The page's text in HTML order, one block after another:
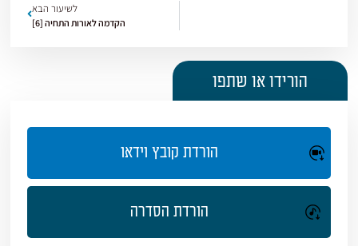
לשיעור הבא
הקדמה לאורות התחיה [6]
הורידו או שתפו
הורדת קובץ וידאו
הורדת הסדרה